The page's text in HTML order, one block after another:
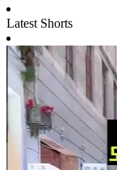
Latest Shorts